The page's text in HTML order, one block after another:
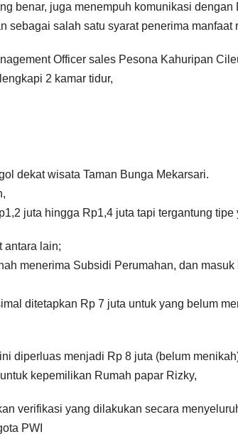
benar, juga menempuh komunikasi dengan
sebagai salah satu syarat penerima manfaat
Officer sales Pesona Kahuripan
2 kamar tidur,
dekat wisata Taman Bunga Mekarsari.
juta hingga Rp1,4 juta tapi tergantung tipe
antara lain;
menerima Subsidi Perumahan, dan
ditetapkan Rp 7 juta untuk yang belum
diperluas menjadi Rp 8 juta (belum
kepemilikan Rumah papar Rizky,
verifikasi yang dilakukan secara
PWI